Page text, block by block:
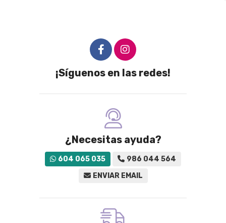
¡Síguenos en las redes!
¿Necesitas ayuda?
604 065 035
986 044 564
ENVIAR EMAIL